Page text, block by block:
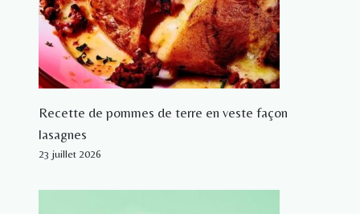
Recette de pommes de terre en veste façon
lasagnes
23 juillet 2026